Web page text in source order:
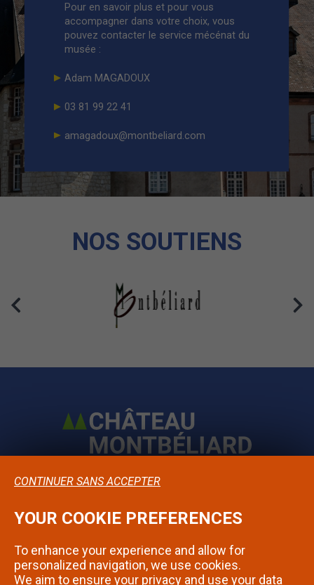
Pour en savoir plus et pour vous
accompagner dans votre choix, vous
pouvez contacter le service mécénat du
musée :
Adam MAGADOUX
03 81 99 22 41
amagadoux@montbeliard.com
NOS SOUTIENS
Mentions légales
YOUR COOKIE PREFERENCES
To enhance your experience and allow for
personalized navigation, we use cookies.
We aim to ensure your privacy and use your data
CONTINUER SANS ACCEPTER